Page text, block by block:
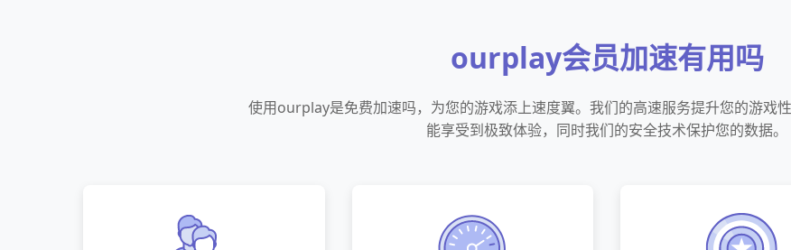
ourplay会员加速有用吗
使用ourplay是免费加速吗，为您的游戏添上速度翼。我们的高速服务提升您的游戏
能享受到极致体验，同时我们的安全技术保护您的数据。